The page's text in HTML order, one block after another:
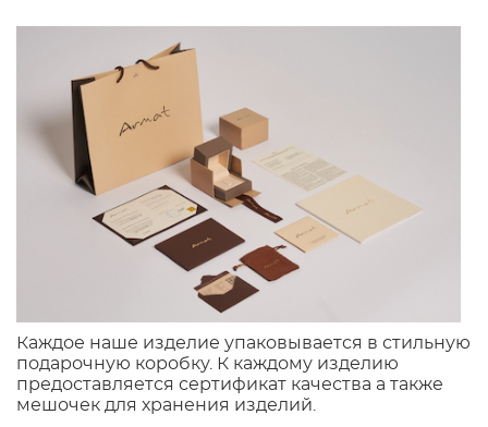
Каждое наше изделие упаковывается в стильную
подарочную коробку. К каждому изделию
предоставляется сертификат качества а также
мешочек для хранения изделий.